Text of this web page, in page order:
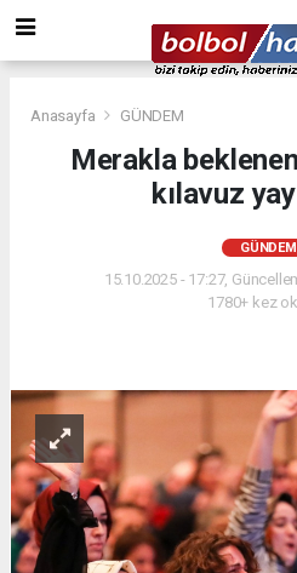
Anasayfa GÜNDEM
Merakla
kılavuz
GÜNDEM
15.10.2025 - 17:27,
1780+ kez